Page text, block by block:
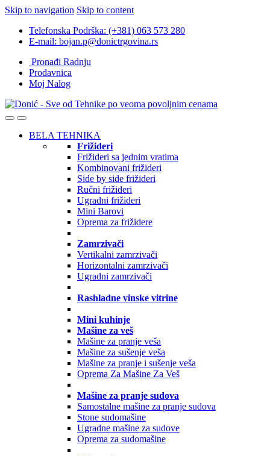
Skip to navigation Skip to content
Telefonska Podrška: (+381) 063 573 280
E-mail: bojan.p@donictrgovina.rs
Pronađi Radnju
Prodavnica
Moj Nalog
BELA TEHNIKA
Frižideri
Frižideri sa jednim vratima
Kombinovani frižideri
Side by side frižideri
Ručni frižideri
Ugradni frižideri
Mini Barovi
Oprema za frižidere
Zamrzivači
Vertikalni zamrzivači
Horizontalni zamrzivači
Ugradni zamrzivači
Rashladne vinske vitrine
Mini kuhinje
Mašine za veš
Mašine za pranje veša
Mašine za sušenje veša
Mašine za pranje i sušenje veša
Oprema Za Mašine Za Veš
Mašine za pranje sudova
Samostalne mašine za pranje sudova
Stone sudomašine
Ugradne mašine za sudove
Oprema za sudomašine